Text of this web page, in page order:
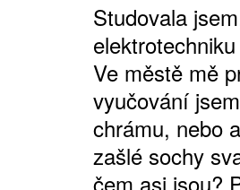
Studovala
Ve městě mě
vyučování
chrámu, nebo
zašlé sochy
čem asi jsou?